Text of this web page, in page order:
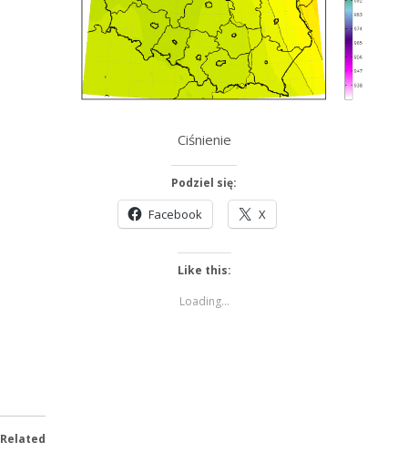
Ciśnienie
Podziel się:
Facebook X
Like this:
Loading...
Related